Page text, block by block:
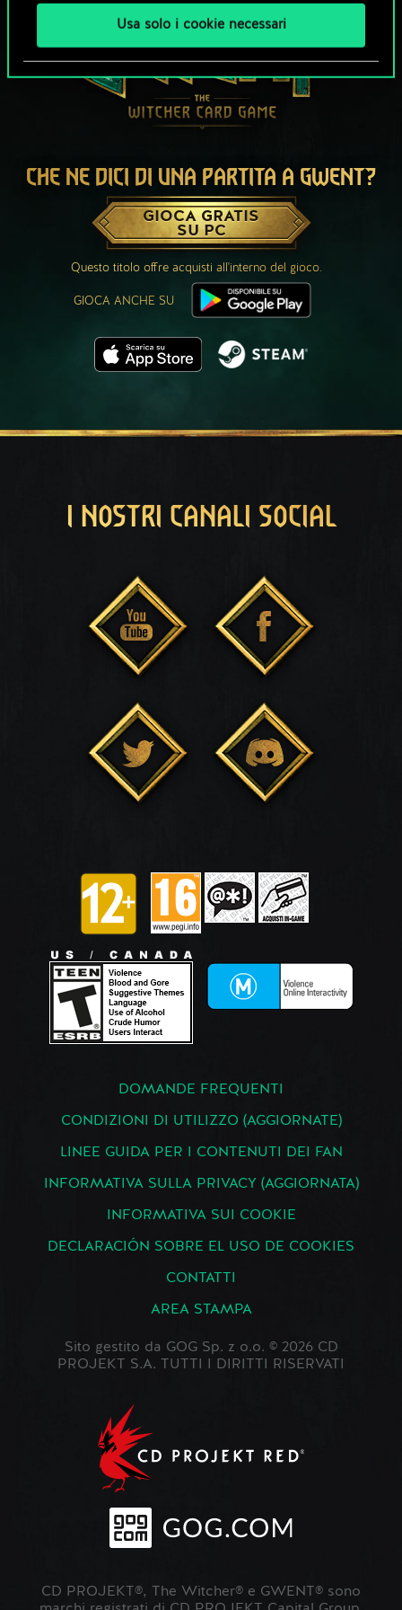
Usa solo i cookie necessari
CHE NE DICI DI UNA PARTITA A GWENT?
GIOCA GRATIS
SU PC
Questo titolo offre acquisti all'interno del gioco.
GIOCA ANCHE SU
I NOSTRI CANALI SOCIAL
DOMANDE FREQUENTI
CONDIZIONI DI UTILIZZO (AGGIORNATE)
LINEE GUIDA PER I CONTENUTI DEI FAN
INFORMATIVA SULLA PRIVACY (AGGIORNATA)
INFORMATIVA SUI COOKIE
DECLARACIÓN SOBRE EL USO DE COOKIES
CONTATTI
AREA STAMPA
Sito gestito da GOG Sp. z o.o. © 2026 CD
PROJEKT S.A. TUTTI I DIRITTI RISERVATI
CD PROJEKT®, The Witcher® e GWENT® sono